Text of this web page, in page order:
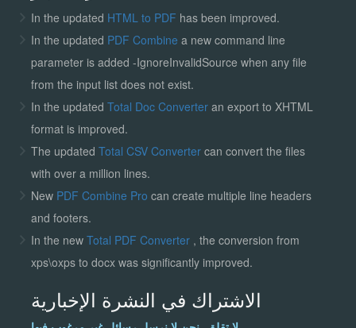
In the updated HTML to PDF has been improved.
In the updated PDF Combine a new command line
parameter is added -IgnoreInvalidSource when any file
from the input list does not exist.
In the updated Total Doc Converter an export to XHTML
format is improved.
The updated Total CSV Convertercan convert the files
with over a million lines.
New PDF Combine Pro can create multiple line headers
and footers.
In the new Total PDF Converter , the conversion from
xps\oxps to docx was significantly improved.
الاشتراك في النشرة الإخبارية